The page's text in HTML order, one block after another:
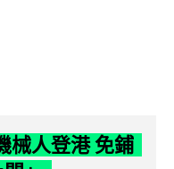
械人登港 免鋪